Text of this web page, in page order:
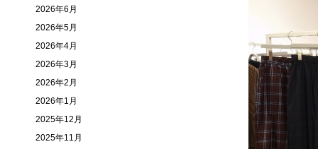
2026年6月
2026年5月
2026年4月
2026年3月
2026年2月
2026年1月
2025年12月
2025年11月